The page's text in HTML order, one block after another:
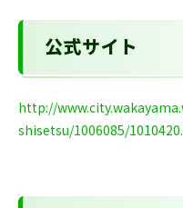
公式サイト
http://
shisetsu/1006085/